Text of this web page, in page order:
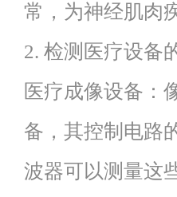
常，为神经肌肉
2. 检测医疗设备
医疗成像设备：
备，其控制电路
波器可以测量这